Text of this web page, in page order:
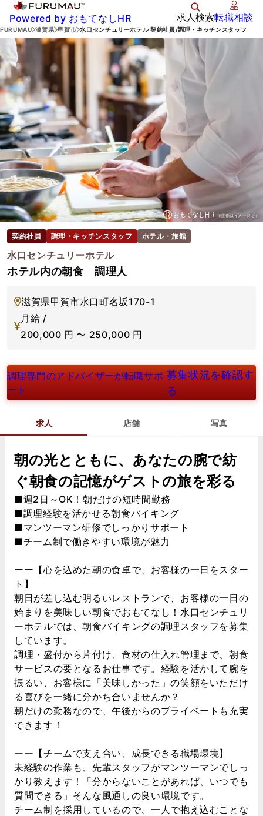
Powered by おもてなしHR 求人検索転職相談
FURUMAU 滋賀県 甲賀市 水口センチュリーホテル 契約社員/調理・キッチンスタッフ
契約社員 調理・キッチンスタッフ ホテル・旅館
水口センチュリーホテル
ホテル内の朝食 調理人
滋賀県甲賀市水口町名坂170-1
月給 /
200,000 円 〜 250,000 円
調理専門のアドバイザーが転職サポ
ート
募集状況を確認す
る
求人 店舗 写真
朝の光とともに、あなたの腕で紡
ぐ朝食の記憶がゲストの旅を彩る
■週2日～OK！朝だけの短時間勤務
■調理経験を活かせる朝食バイキング
■マンツーマン研修でしっかりサポート
■チーム制で働きやすい環境が魅力
ーー【心を込めた朝の食卓で、お客様の一日をスター
ト】
朝日が差し込む明るいレストランで、お客様の一日の
始まりを美味しい朝食でおもてなし！水口センチュリ
ーホテルでは、朝食バイキングの調理スタッフを募集
しています。
調理・盛付から片付け、食材の仕入れ管理まで、朝食
サービスの要となるお仕事です。経験を活かして腕を
振るい、お客様に「美味しかった」の笑顔をいただけ
る喜びを一緒に分かち合いませんか？
朝だけの勤務なので、午後からのプライベートも充実
できます！
ーー【チームで支え合い、成長できる職場環境】
未経験の作業も、先輩スタッフがマンツーマンでしっ
かり教えます！「分からないことがあれば、いつでも
質問できる」そんな風通しの良い環境です。
チーム制を採用しているので、一人で抱え込むことな